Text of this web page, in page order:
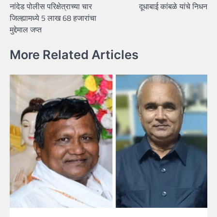
navigation
नांदेड पोलीस परिक्षेत्राच्या चार
जिल्ह्यामध्ये 5 लाख 68 हजारांचा
मुद्देमाल जप्त
दूधाबाई कांबळे यांचे निधन
More Related Articles